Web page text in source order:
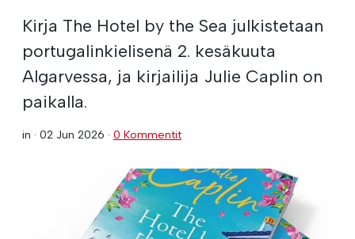
Kirja The Hotel by the Sea julkistetaan
portugalinkielisenä 2. kesäkuuta
Algarvessa, ja kirjailija Julie Caplin on
paikalla.
in · 02 Jun 2026 · 0 Kommentit